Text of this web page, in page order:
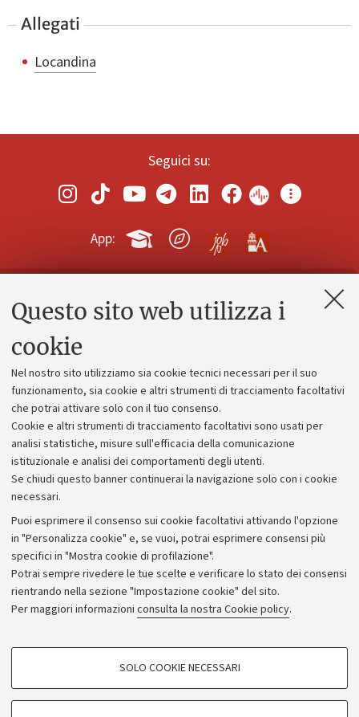
Questo sito web utilizza i
cookie
Nel nostro sito utilizziamo sia cookie tecnici necessari per il suo
funzionamento, sia cookie e altri strumenti di tracciamento facoltativi
che potrai attivare solo con il tuo consenso.
Cookie e altri strumenti di tracciamento facoltativi sono usati per
analisi statistiche, misure sull'efficacia della comunicazione
istituzionale e analisi dei comportamenti degli utenti.
Se chiudi questo banner continuerai la navigazione solo con i cookie
necessari.
Puoi esprimere il consenso sui cookie facoltativi attivando l'opzione
in "Personalizza cookie" e, se vuoi, potrai esprimere consensi più
specifici in "Mostra cookie di profilazione".
Potrai sempre rivedere le tue scelte e verificare lo stato dei consensi
rientrando nella sezione "Impostazione cookie" del sito.
Per maggiori informazioni consulta la nostra Cookie policy.
COOKIE DI PROFILAZIONE - FACOLTATIVI
SOLO COOKIE NECESSARI
Allegati
Locandina
Seguici su:
App:
Contatti e PEC
Alumni community
Piano strategico
Bilanci
Donazioni e 5x1000
Bandi, gare e concorsi
Albo online
Amministrazione trasparente
Atti di notifica
Informazioni sul sito e accessibilità
Dichiarazione di accessibilità
Privacy e note legali
Impostazioni Cookie